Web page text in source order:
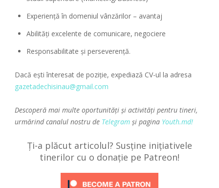
Experienţă în domeniul vânzărilor – avantaj
Abilităţi excelente de comunicare, negociere
Responsabilitate și perseverență.
Dacă ești înteresat de poziție, expediază CV-ul la adresa
gazetadechisinau@gmail.com
Descoperă mai multe oportunități și activități pentru tineri,
urmărind canalul nostru de Telegram și pagina Youth.md!
Ți-a plăcut articolul? Susține inițiativele
tinerilor cu o donație pe Patreon!